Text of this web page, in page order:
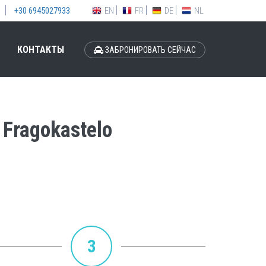
+30 6945027933 EN FR DE NL
КОНТАКТЫ ЗАБРОНИРОВАТЬ СЕЙЧАС
3